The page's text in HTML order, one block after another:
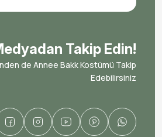
Takip Edin!
de Annee Bakk Kostümü Takip
Edebilirsiniz